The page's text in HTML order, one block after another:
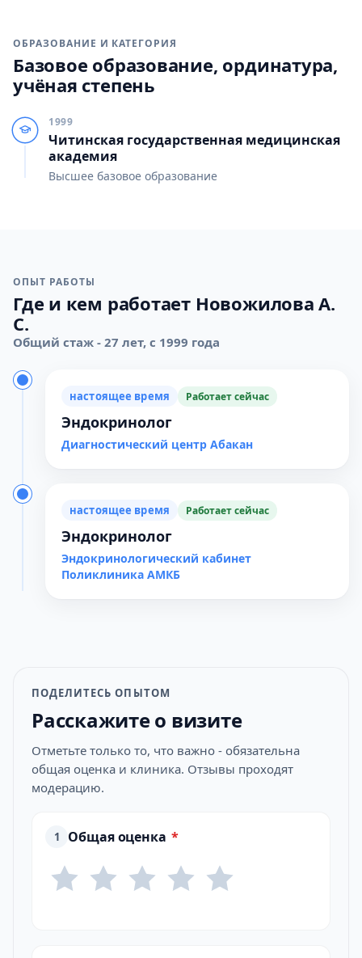
ОБРАЗОВАНИЕ И КАТЕГОРИЯ
Базовое образование, ординатура,
учёная степень
1999
Читинская государственная медицинская
академия
Высшее базовое образование
ОПЫТ РАБОТЫ
Где и кем работает Новожилова А.
С.
Общий стаж - 27 лет, с 1999 года
настоящее время Работает сейчас
Эндокринолог
Диагностический центр Абакан
настоящее время Работает сейчас
Эндокринолог
Эндокринологический кабинет
Поликлиника АМКБ
ПОДЕЛИТЕСЬ ОПЫТОМ
Расскажите о визите
Отметьте только то, что важно - обязательна
общая оценка и клиника. Отзывы проходят
модерацию.
1 Общая оценка *